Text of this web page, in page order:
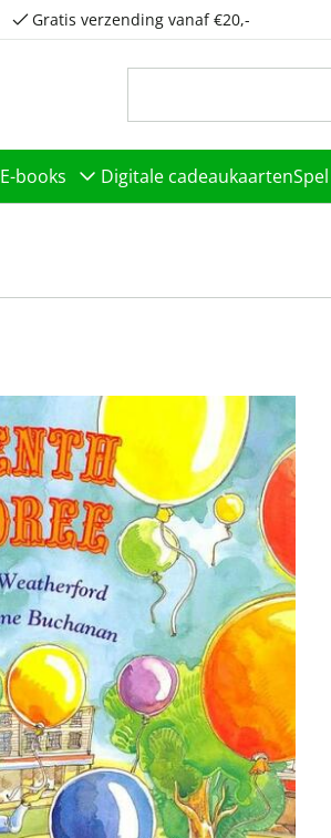
Gratis verzending vanaf €20,-
E-books Digitale cadeaukaarten